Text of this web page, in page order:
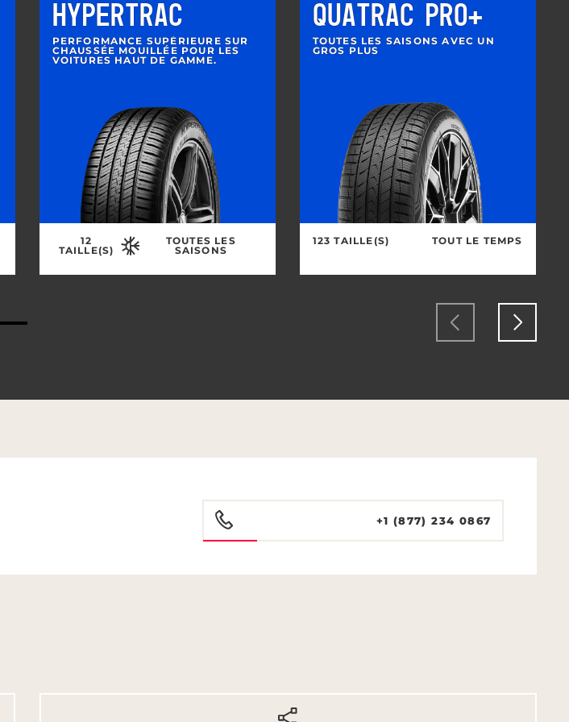
HYPERTRAC
PERFORMANCE SUPÉRIEURE SUR
CHAUSSÉE MOUILLÉE POUR LES
VOITURES HAUT DE GAMME.
12
TAILLE(S)
TOUTES LES
SAISONS
QUATRAC PRO+
TOUTES LES SAISONS AVEC UN
GROS PLUS
123 TAILLE(S) TOUT LE TEMPS
+1 (877) 234 0867